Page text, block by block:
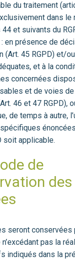
du traitement
dans le
et suivants du
en présence de
(Art. 45 RGPD) et/
et à la
concernées
et de voies
46 et 47 RGPD),
de temps à autre,
énoncées
soit applicable.
de
des
seront conservées
pas la
indiqués dans la